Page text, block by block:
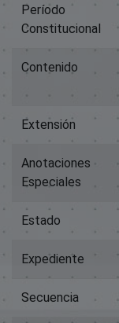
Período
Constitucional
Contenido
Extensión
Anotaciones
Especiales
Estado
Expediente
Secuencia